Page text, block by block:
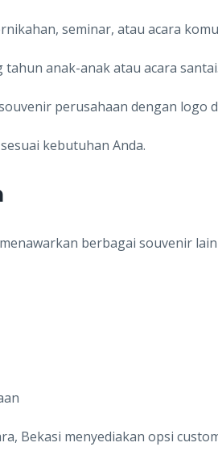
seminar, atau acara
anak-anak atau acara santai.
perusahaan dengan logo
sesuai kebutuhan Anda.
berbagai souvenir
Bekasi menyediakan opsi